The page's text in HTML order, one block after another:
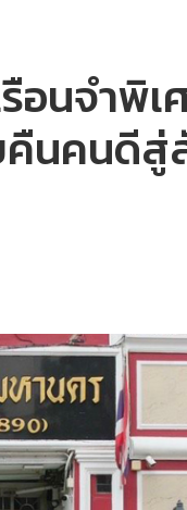
อนจำพิ
นคนดีสู่